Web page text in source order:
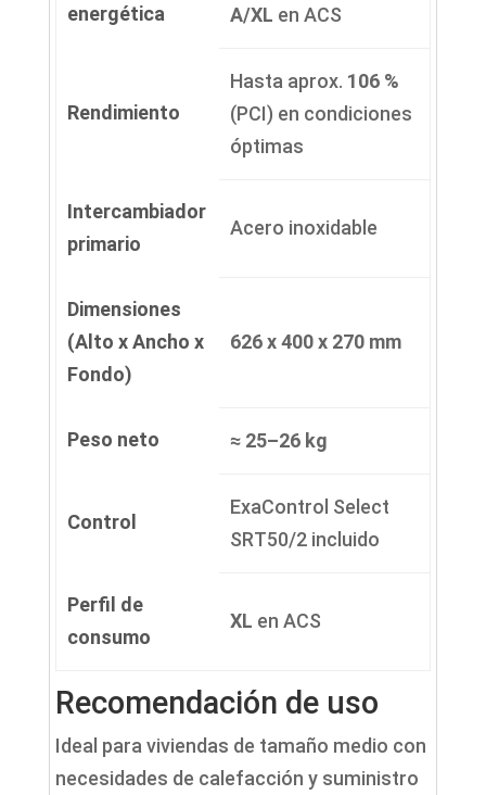
energética
A/XL en ACS
Rendimiento
Hasta aprox. 106 %
(PCI) en condiciones
óptimas
Intercambiador
primario
Acero inoxidable
Dimensiones
(Alto x Ancho x
Fondo)
626 x 400 x 270 mm
Peso neto ≈ 25–26 kg
Control
ExaControl Select
SRT50/2 incluido
Perfil de
consumo
XL en ACS
Recomendación de uso
Ideal para viviendas de tamaño medio con
necesidades de calefacción y suministro